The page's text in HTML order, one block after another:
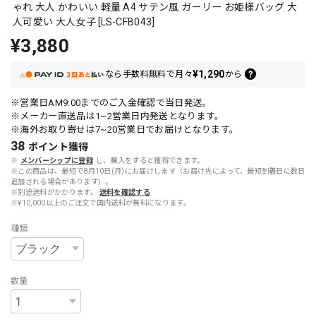
ゃれ 大人 かわいい 軽量 A4 サテン風 ガーリー お姫様バッグ 大
人可愛い 大人女子 [LS-CFB043]
¥3,880
なら 手数料無料で月々¥1,290から
※営業日AM9:00までのご入金確認で当日発送。
※メーカー直送品は1~2営業日内発送となります。
※海外お取り寄せは7~20営業日でお届けとなります。
38 ポイント獲得
※ メンバーシップに登録 し、購入をすると獲得できます。
※この商品は、最短で8月10日(月)にお届けします（お届け先によって、最短到着日に数日
追加される場合があります）。
※別途送料がかかります。
送料を確認する
※¥10,000以上のご注文で国内送料が無料になります。
種類
数量